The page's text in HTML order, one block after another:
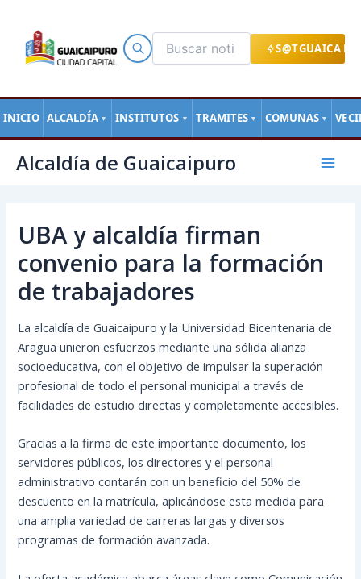
S@TGUAICA
INICIO ALCALDÍA ▼ INSTITUTOS ▼ TRAMITES ▼ COMUNAS ▼
contenido
Alcaldía de Guaicaipuro
Main
UBA y alcaldía firman
convenio para la formación
de trabajadores
La alcaldía de Guaicaipuro y la Universidad Bicentenaria de
Aragua unieron esfuerzos mediante una sólida alianza
socioeducativa, con el objetivo de impulsar la superación
profesional de todo el personal municipal a través de
facilidades de estudio directas y completamente accesibles.
Gracias a la firma de este importante documento, los
servidores públicos, los directores y el personal
administrativo contarán con un beneficio del 50% de
descuento en la matrícula, aplicándose esta medida para
una amplia variedad de carreras largas y diversos
programas de formación avanzada.
de